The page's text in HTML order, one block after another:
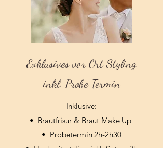
Exklusives vor Ort Styling
inkl. Probe Termin
Inklusive:
•⁠ ⁠Brautfrisur & Braut Make Up
•⁠ ⁠Probetermin 2h-2h30